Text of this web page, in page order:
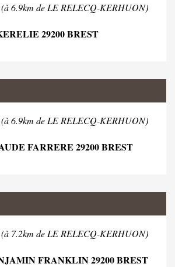
(à 6.9km de LE RELECQ-KERHUON)
29200 BREST
(à 6.9km de LE RELECQ-KERHUON)
FARRERE 29200 BREST
(à 7.2km de LE RELECQ-KERHUON)
FRANKLIN 29200 BREST